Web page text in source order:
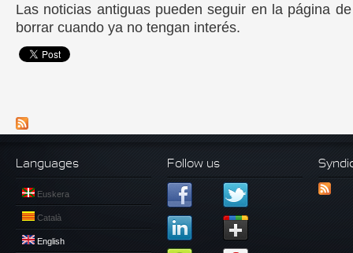
Las noticias antiguas pueden seguir en la página
borrar cuando ya no tengan interés.
Languages
Euskera
Català
English
Follow us